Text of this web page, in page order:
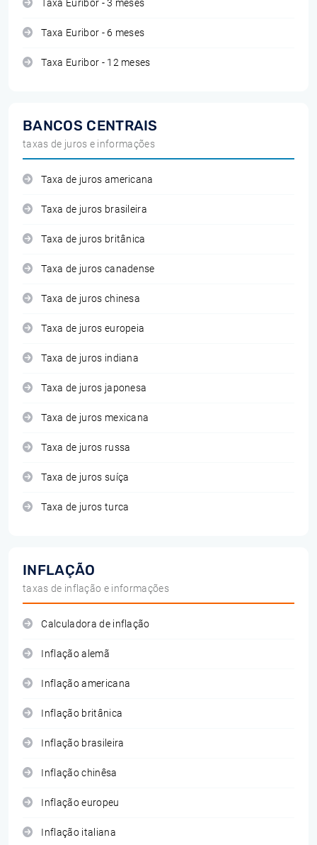
Taxa Euribor - 3 meses
Taxa Euribor - 6 meses
Taxa Euribor - 12 meses
BANCOS CENTRAIS
taxas de juros e informações
Taxa de juros americana
Taxa de juros brasileira
Taxa de juros britânica
Taxa de juros canadense
Taxa de juros chinesa
Taxa de juros europeia
Taxa de juros indiana
Taxa de juros japonesa
Taxa de juros mexicana
Taxa de juros russa
Taxa de juros suíça
Taxa de juros turca
INFLAÇÃO
taxas de inflação e informações
Calculadora de inflação
Inflação alemã
Inflação americana
Inflação britânica
Inflação brasileira
Inflação chinêsa
Inflação europeu
Inflação italiana